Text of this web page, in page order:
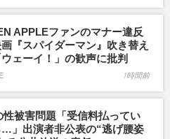
APPLEファンのマナー違反
『スパイダーマン』吹き替え
ェーイ！」の歓声に批判
1時間前
性被害問題「受信料払ってい
…」出演者非公表の“逃げ腰姿